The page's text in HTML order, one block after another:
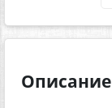
Описание